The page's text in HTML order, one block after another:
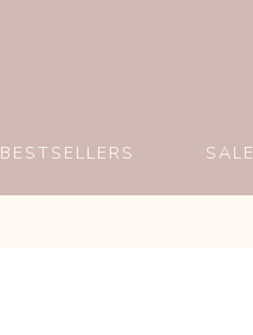
BESTSELLERS SALE